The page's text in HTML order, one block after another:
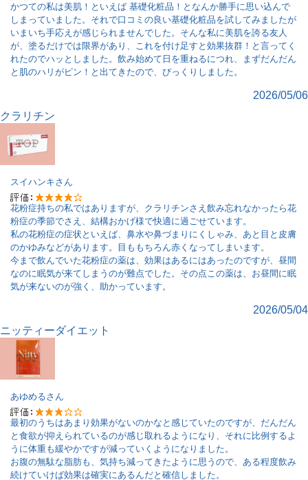
かつての私は美肌！といえば 基礎化粧品！となんか勝手に思い込んで
しまっていました。それで口コミの良い基礎化粧品を試してみましたが
いまいち手応えが感じられませんでした。そんな私に美肌を誇る友人
が、塗るだけでは限界があり、これを付け足すと効果抜群！と言ってく
れたのでハッとしました。飲み始めて日を重ねるにつれ、まずだんだん
と肌のハリがピン！と出てきたので、びっくりしました。
2026/05/06
クラリチン
スイハンキさん
花粉症持ちの私ではありますが、クラリチンさえ飲み忘れなかったら花
粉症の季節でさえ、結構おかげ様で快適に過ごせています。
私の花粉症の症状といえば、鼻水や鼻づまりにくしゃみ、あと目と皮膚
のかゆみなどがあります。目ももちろん赤くなってしまいます。
今まで飲んでいた花粉症の薬は、効果はあるにはあったのですが、昼間
なのに眠気が来てしまうのが難点でした。その点この薬は、お昼間に眠
気が来ないのが強く、助かっています。
2026/05/04
ニッティーダイエット
あゆめるさん
最初のうちはあまり効果がないのかなと感じていたのですが、だんだん
と食欲が抑えられているのが感じ取れるようになり、それに比例するよ
うに体重も緩やかですが減っていくようになりました。
お腹の無駄な脂肪も、気持ち減ってきたように思うので、ある程度飲み
続けていけば効果は確実にあるんだと確信しました。